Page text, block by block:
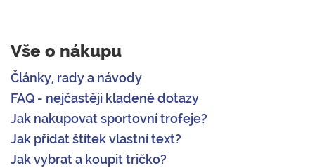
Vše o nákupu
Články, rady a návody
FAQ - nejčastěji kladené dotazy
Jak nakupovat sportovní trofeje?
Jak přidat štítek vlastní text?
Jak vybrat a koupit tričko?